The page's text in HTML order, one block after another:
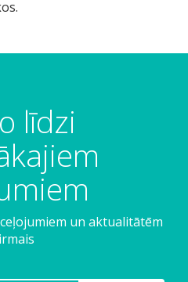
līdzi
un aktualitātēm